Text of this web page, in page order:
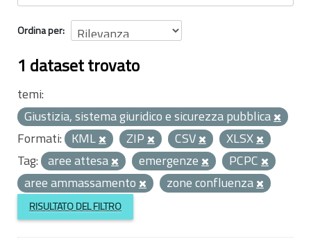
Ordina per
1 dataset trovato
temi:
Giustizia, sistema giuridico e sicurezza pubblica
Formati: KML ZIP CSV
XLSX
Tag: aree attesa emergenze
PCPC
aree ammassamento
zone confluenza
RISULTATO DEL FILTRO